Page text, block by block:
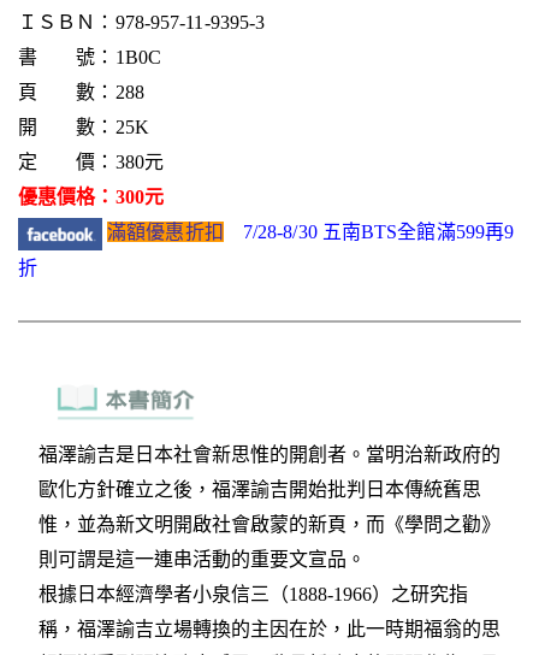
ＩＳＢＮ：978-957-11-9395-3
書 號：1B0C
頁 數：288
開 數：25K
定 價：380元
優惠價格：300元
滿額優惠折扣
7/28-8/30 五南BTS全館滿599再9
折